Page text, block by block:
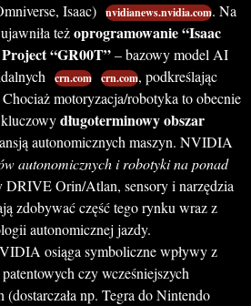
Isaac) nvidianews.nvidia.com. Na
teżoprogramowanie “Isaac
Project “GR00T”– bazowy model AI
crn.com crn.com, podkreślając
motoryzacja/robotyka to obecnie
długoterminowy obszar
autonomicznych maszyn. NVIDIA
autonomicznych i robotyki na ponad
DRIVE Orin/Atlan, sensory i narzędzia
zdobywać część tego rynku wraz z
autonomicznej jazdy.
osiąga symboliczne wpływy z
czy wcześniejszych
(dostarczała np. Tegra do Nintendo